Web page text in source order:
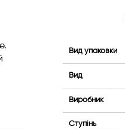
Вид упаковки
Вид
Виробник
Ступінь